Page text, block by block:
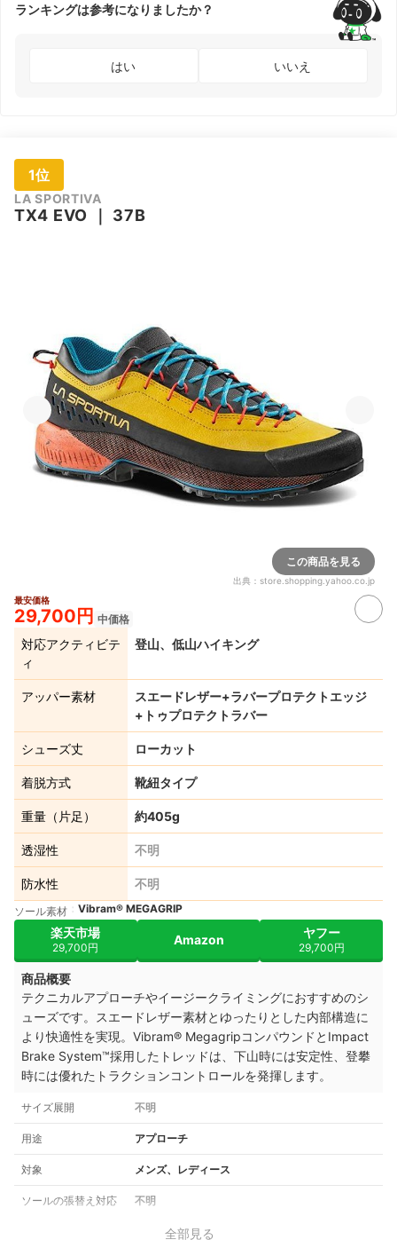
ランキングは参考になりましたか？
はい いいえ
1位
LA SPORTIVA
TX4 EVO 37B
この商品を見る
出典： store.shopping.yahoo.co.jp
最安価格
29,700円 中価格
対応アクティビテ
ィ
登山、低山ハイキング
アッパー素材
スエードレザー+ラバープロテクトエッジ
+トゥプロテクトラバー
シューズ丈 ローカット
着脱方式 靴紐タイプ
重量（片足） 約405g
透湿性 不明
防水性 不明
ソール素材 Vibram® MEGAGRIP
楽天市場
29,700円
Amazon ヤフー
29,700円
商品概要
テクニカルアプローチやイージークライミングにおすすめのシ
ューズです。スエードレザー素材とゆったりとした内部構造に
より快適性を実現。Vibram® MegagripコンパウンドとImpact
Brake System™採用したトレッドは、下山時には安定性、登攀
時には優れたトラクションコントロールを発揮します。
サイズ展開 不明
用途 アプローチ
対象 メンズ、レディース
ソールの張替え対応 不明
全部見る